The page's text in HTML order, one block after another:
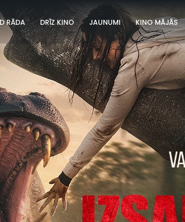
RĀDA DRĪZ KINO JAUNUMI KINO MĀJĀS